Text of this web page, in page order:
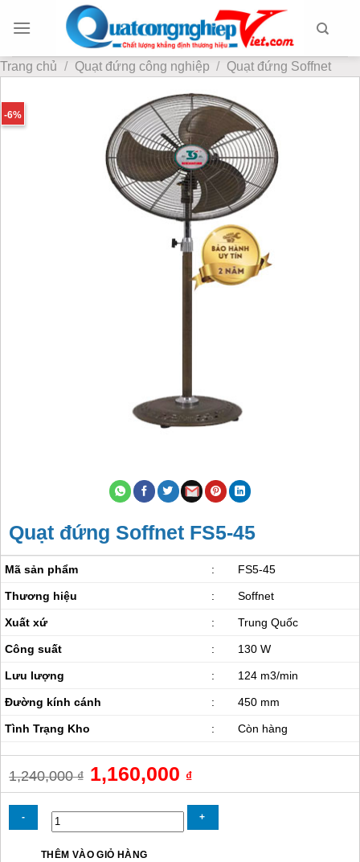
đến
dung
Trang chủ / Quạt đứng công nghiệp / Quạt đứng Soffnet
-6%
Quạt đứng Soffnet FS5-45
Mã sản phẩm : FS5-45
Thương hiệu : Soffnet
Xuất xứ : Trung Quốc
Công suất : 130 W
Lưu lượng : 124 m3/min
Đường kính cánh : 450 mm
Tình Trạng Kho : Còn hàng
1,240,000₫
Giá
gốc
là:
1,160,000 ₫
Giá
hiện
tại
là:
1,160,000 ₫.
THÊM VÀO GIỎ HÀNG